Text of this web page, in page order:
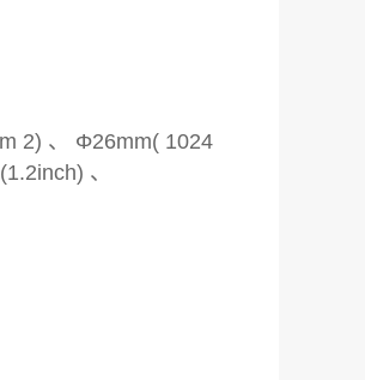
2) 、 Φ26mm( 1024
、